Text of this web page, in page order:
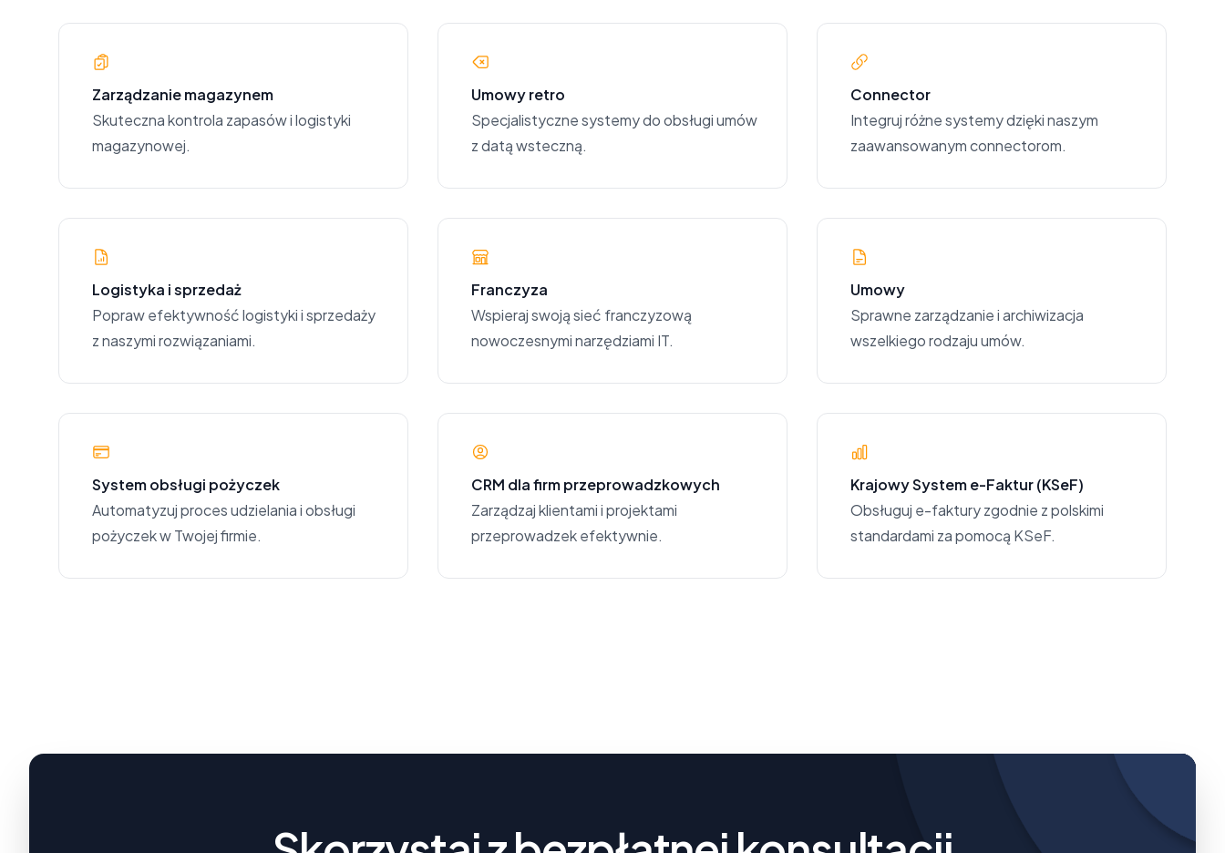
Zarządzanie magazynem
Skuteczna kontrola zapasów i logistyki
magazynowej.
Umowy retro
Specjalistyczne systemy do obsługi umów
z datą wsteczną.
Connector
Integruj różne systemy dzięki naszym
zaawansowanym connectorom.
Logistyka i sprzedaż
Popraw efektywność logistyki i sprzedaży
z naszymi rozwiązaniami.
Franczyza
Wspieraj swoją sieć franczyzową
nowoczesnymi narzędziami IT.
Umowy
Sprawne zarządzanie i archiwizacja
wszelkiego rodzaju umów.
System obsługi pożyczek
Automatyzuj proces udzielania i obsługi
pożyczek w Twojej firmie.
CRM dla firm przeprowadzkowych
Zarządzaj klientami i projektami
przeprowadzek efektywnie.
Krajowy System e-Faktur (KSeF)
Obsługuj e-faktury zgodnie z polskimi
standardami za pomocą KSeF.